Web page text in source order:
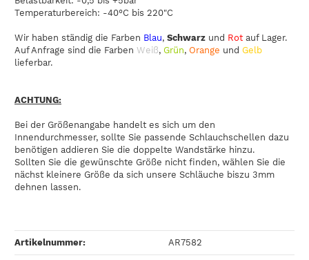
Temperaturbereich: -40°C bis 220"C
Wir haben ständig die Farben Blau, Schwarz und Rot auf Lager.
Auf Anfrage sind die Farben Weiß, Grün, Orange und Gelb
lieferbar.
ACHTUNG:
Bei der Größenangabe handelt es sich um den
Innendurchmesser, sollte Sie passende Schlauchschellen dazu
benötigen addieren Sie die doppelte Wandstärke hinzu.
Sollten Sie die gewünschte Größe nicht finden, wählen Sie die
nächst kleinere Größe da sich unsere Schläuche biszu 3mm
dehnen lassen.
Artikelnummer: AR7582